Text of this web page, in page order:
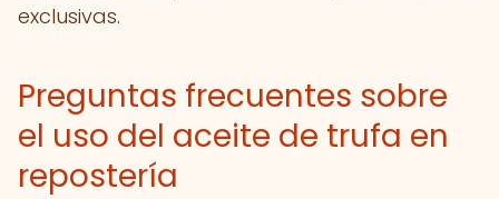
exclusivas.
Preguntas frecuentes sobre
el uso del aceite de trufa en
repostería